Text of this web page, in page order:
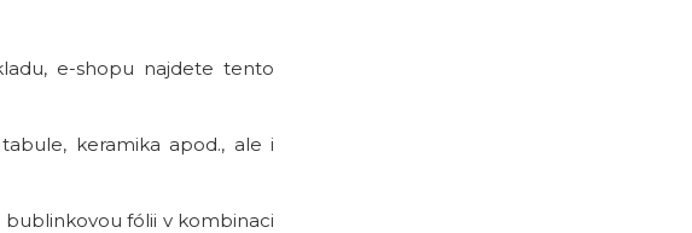
e-shopu najdete tento
keramika apod., ale i
fólii v kombinaci